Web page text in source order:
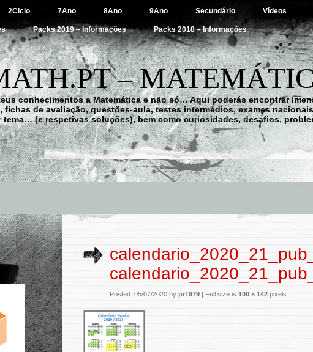
2Ciclo 7Ano 8Ano 9Ano Secundário Vídeos
Packs 2019 – Informações Packs 2018 – Informações
–
conhecimentos a Matemática e não só… Aqui poderás encontrar
de avaliação, questões-aula, testes intermédios, exames
tema… (e respetivas soluções), bem como curiosidades, desafios,
Posted: 05/07/2020 by pr1979 | Full size is 100 × 142 pixels